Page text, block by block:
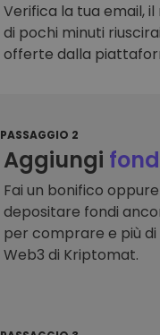
Trova
Verifica la tua email,
di pochi minuti
offerte dalla
PASSAGGIO 2
Aggiungi
Fai un bonifico
depositare fondi
per comprare e più
Web3 di Kriptomat.